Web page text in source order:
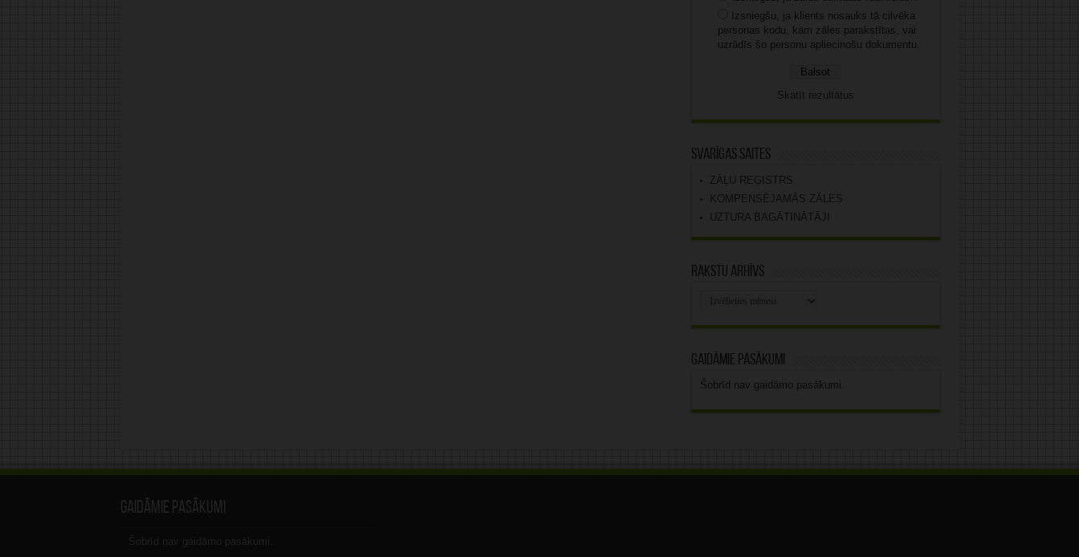
Izsniegšu, ja klients nosauks tā cilvēka
personas kodu, kam zāles parakstītas, vai
uzrādīs šo personu apliecinošu dokumentu.
Skatīt rezultātus
Svarīgas saites
ZĀĻU REĢISTRS
KOMPENSĒJAMĀS ZĀLES
UZTURA BAGĀTINĀTĀJI
Rakstu arhīvs
Gaidāmie pasākumi
Šobrīd nav gaidāmo pasākumi.
Gaidāmie pasākumi
Šobrīd nav gaidāmo pasākumi.